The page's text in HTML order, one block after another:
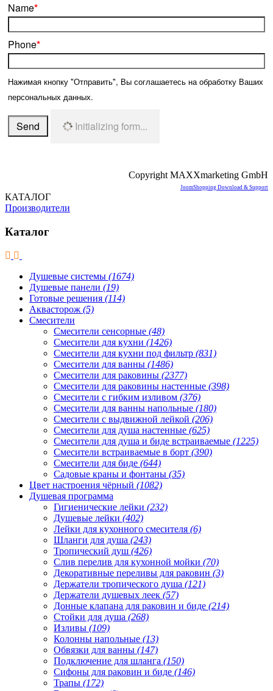
Name*
Phone*
Нажимая кнопку "Отправить", Вы соглашаетесь на обработку Ваших
персональных данных.
Send Initializing form...
Copyright MAXXmarketing GmbH
JoomShopping Download & Support
КАТАЛОГ
Производители
Каталог
Душевые системы (1674)
Душевые панели (19)
Готовые решения (114)
Аквасторож (5)
Смесители
Смесители сенсорные (48)
Смесители для кухни (1426)
Смесители для кухни под фильтр (831)
Смесители для ванны (1486)
Смесители для раковины (2377)
Смесители для раковины настенные (398)
Смесители с гибким изливом (376)
Смесители для ванны напольные (180)
Смесители с выдвижной лейкой (206)
Смесители для душа настенные (625)
Смесители для душа и биде встраиваемые (1225)
Смесители встраиваемые в борт (390)
Смесители для биде (644)
Садовые краны и фонтаны (35)
Цвет настроения чёрный (1082)
Душевая программа
Гигиенические лейки (232)
Душевые лейки (402)
Лейки для кухонного смесителя (6)
Шланги для душа (243)
Тропический душ (426)
Слив перелив для кухонной мойки (70)
Декоративные переливы для раковин (3)
Держатели тропического душа (121)
Держатели душевых леек (57)
Донные клапана для раковин и биде (214)
Стойки для душа (268)
Изливы (109)
Колонны напольные (13)
Обвязки для ванны (147)
Подключение для шланга (150)
Сифоны для раковин и биде (146)
Трапы (172)